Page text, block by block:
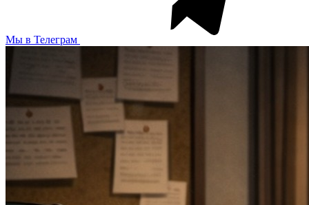
Мы в Телеграм